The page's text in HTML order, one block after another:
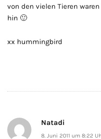
von den vielen Tieren
hin 🙂
xx hummingbird
Natadi
8. Juni 2011 um 8:22